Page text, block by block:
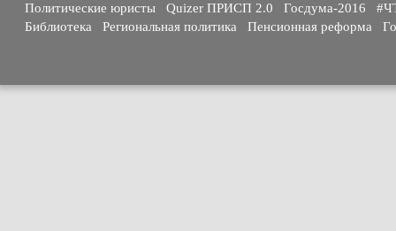
Политические юристы
Quizer ПРИСП 2.0 Госдума-2016
Библиотека
Региональная политика Пенсионная реформа